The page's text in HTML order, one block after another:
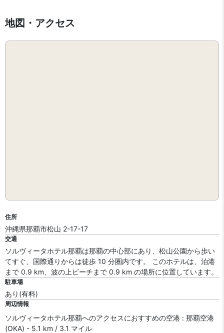
地図・アクセス
住所
沖縄県那覇市松山 2-17-17
交通
ソルヴィータホテル那覇は那覇の中心部にあり、松山公園から歩い
てすぐ、国際通りからは徒歩 10 分圏内です。 このホテルは、泊港
まで 0.9 km、波の上ビーチまで 0.9 km の場所に位置しています。
駐車場
あり(有料)
周辺情報
ソルヴィータホテル那覇へのアクセスにおすすめの空港 : 那覇空港
(OKA) - 5.1 km / 3.1 マイル